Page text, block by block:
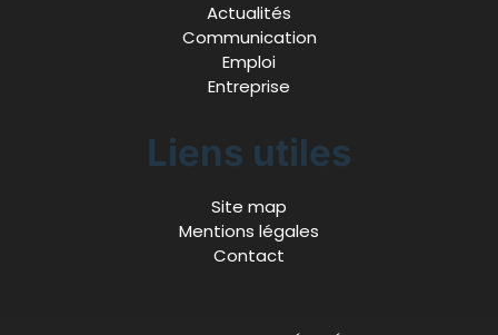
Actualités
Communication
Emploi
Entreprise
Liens utiles
Site map
Mentions légales
Contact